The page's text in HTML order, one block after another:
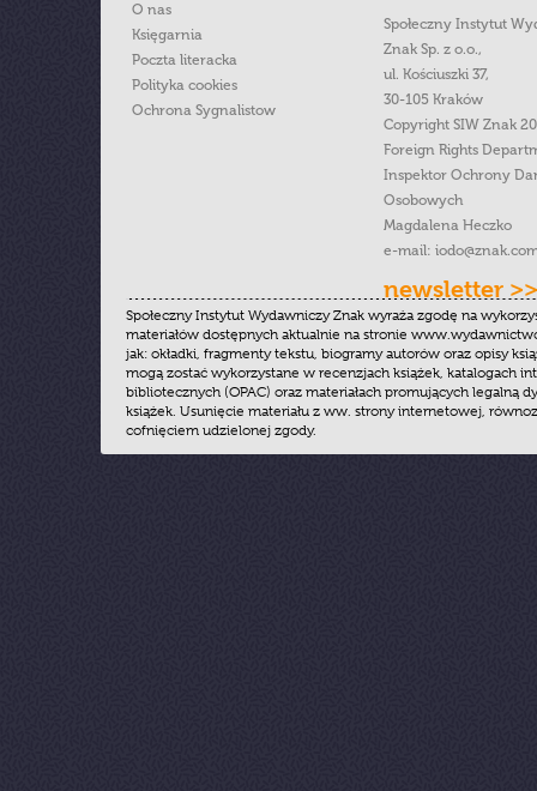
O nas
Księgarnia
Poczta literacka
Polityka cookies
Ochrona Sygnalistow
Społeczny Instytut
Znak Sp. z o.o.,
ul. Kościuszki 37,
30-105 Kraków
Copyright SIW Znak
Foreign Rights
Inspektor Ochrony
Osobowych
Magdalena Heczko
e-mail:
newsletter >>
Społeczny Instytut Wydawniczy Znak wyraża zgodę na
materiałów dostępnych aktualnie na stronie
jak: okładki, fragmenty tekstu, biogramy autorów oraz opisy
mogą zostać wykorzystane w recenzjach książek, katalogach
bibliotecznych (OPAC) oraz materiałach promujących legalną
książek. Usunięcie materiału z ww. strony internetowej,
cofnięciem udzielonej zgody.